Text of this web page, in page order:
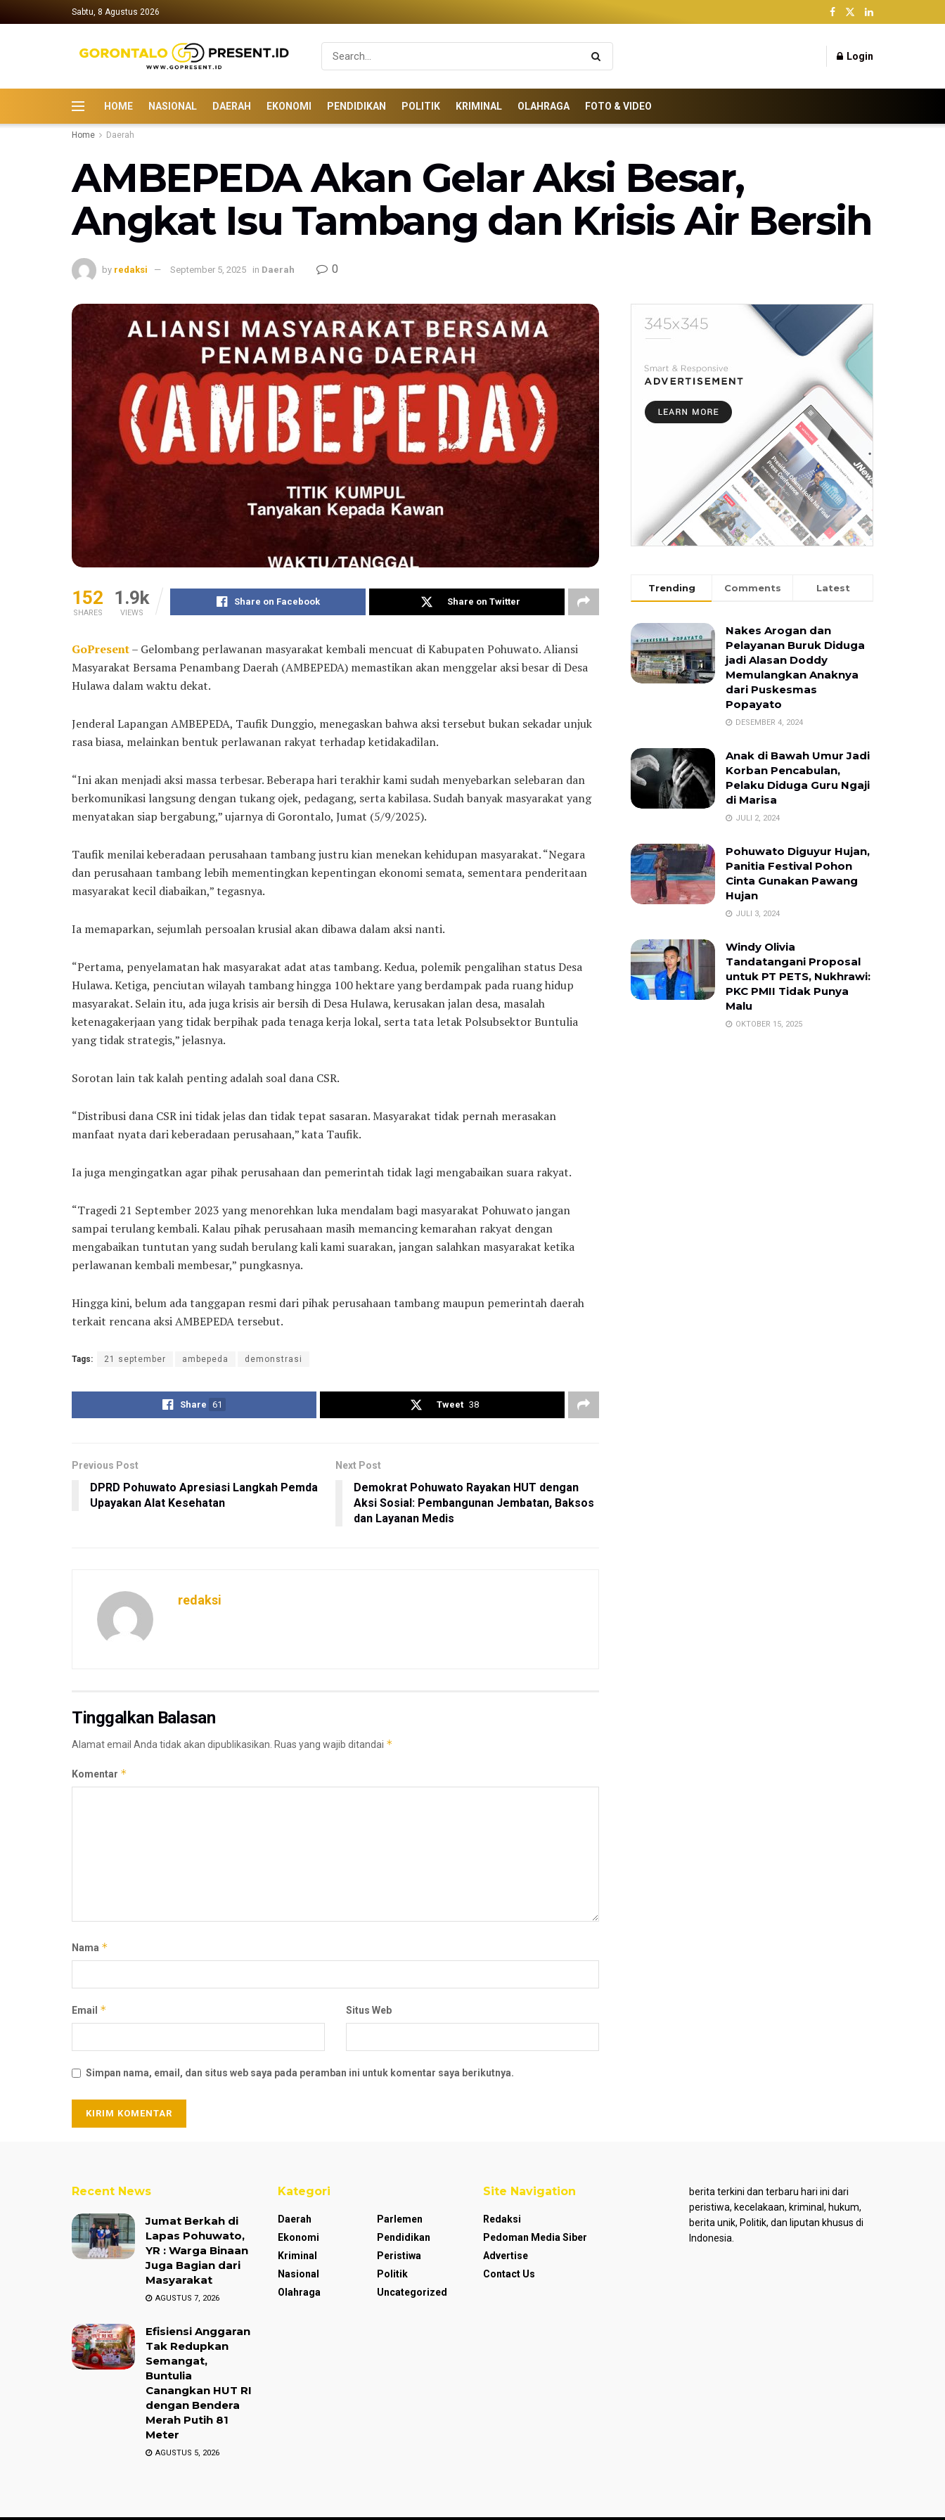
Sabtu, 8 Agustus 2026
Login
HOME NASIONAL DAERAH EKONOMI PENDIDIKAN POLITIK KRIMINAL OLAHRAGA FOTO & VIDEO
Home Daerah
AMBEPEDA Akan Gelar Aksi Besar,
Angkat Isu Tambang dan Krisis Air Bersih
by redaksi September 5, 2025 in Daerah 0
152
SHARES
1.9k
VIEWS
Share on Facebook Share on Twitter
GoPresent– Gelombang perlawanan masyarakat kembali mencuat di Kabupaten Pohuwato. Aliansi
Masyarakat Bersama Penambang Daerah (AMBEPEDA) memastikan akan menggelar aksi besar di Desa
Hulawa dalam waktu dekat.
Jenderal Lapangan AMBEPEDA, Taufik Dunggio, menegaskan bahwa aksi tersebut bukan sekadar unjuk
rasa biasa, melainkan bentuk perlawanan rakyat terhadap ketidakadilan.
“Ini akan menjadi aksi massa terbesar. Beberapa hari terakhir kami sudah menyebarkan selebaran dan
berkomunikasi langsung dengan tukang ojek, pedagang, serta kabilasa. Sudah banyak masyarakat yang
menyatakan siap bergabung,” ujarnya di Gorontalo, Jumat (5/9/2025).
Taufik menilai keberadaan perusahaan tambang justru kian menekan kehidupan masyarakat. “Negara
dan perusahaan tambang lebih mementingkan kepentingan ekonomi semata, sementara penderitaan
masyarakat kecil diabaikan,” tegasnya.
Ia memaparkan, sejumlah persoalan krusial akan dibawa dalam aksi nanti.
“Pertama, penyelamatan hak masyarakat adat atas tambang. Kedua, polemik pengalihan status Desa
Hulawa. Ketiga, penciutan wilayah tambang hingga 100 hektare yang berdampak pada ruang hidup
masyarakat. Selain itu, ada juga krisis air bersih di Desa Hulawa, kerusakan jalan desa, masalah
ketenagakerjaan yang tidak berpihak pada tenaga kerja lokal, serta tata letak Polsubsektor Buntulia
yang tidak strategis,” jelasnya.
Sorotan lain tak kalah penting adalah soal dana CSR.
“Distribusi dana CSR ini tidak jelas dan tidak tepat sasaran. Masyarakat tidak pernah merasakan
manfaat nyata dari keberadaan perusahaan,” kata Taufik.
Ia juga mengingatkan agar pihak perusahaan dan pemerintah tidak lagi mengabaikan suara rakyat.
“Tragedi 21 September 2023 yang menorehkan luka mendalam bagi masyarakat Pohuwato jangan
sampai terulang kembali. Kalau pihak perusahaan masih memancing kemarahan rakyat dengan
mengabaikan tuntutan yang sudah berulang kali kami suarakan, jangan salahkan masyarakat ketika
perlawanan kembali membesar,” pungkasnya.
Hingga kini, belum ada tanggapan resmi dari pihak perusahaan tambang maupun pemerintah daerah
terkait rencana aksi AMBEPEDA tersebut.
Tags: 21 september ambepeda demonstrasi
Share 61 Tweet 38
Previous Post
DPRD Pohuwato Apresiasi Langkah Pemda
Upayakan Alat Kesehatan
Next Post
Demokrat Pohuwato Rayakan HUT dengan
Aksi Sosial: Pembangunan Jembatan, Baksos
dan Layanan Medis
redaksi
Tinggalkan Balasan
Alamat email Anda tidak akan dipublikasikan. Ruas yang wajib ditandai *
Komentar *
Nama *
Email * Situs Web
Simpan nama, email, dan situs web saya pada peramban ini untuk komentar saya berikutnya.
Trending Comments Latest
Nakes Arogan dan
Pelayanan Buruk Diduga
jadi Alasan Doddy
Memulangkan Anaknya
dari Puskesmas
Popayato
DESEMBER 4, 2024
Anak di Bawah Umur Jadi
Korban Pencabulan,
Pelaku Diduga Guru Ngaji
di Marisa
JULI 2, 2024
Pohuwato Diguyur Hujan,
Panitia Festival Pohon
Cinta Gunakan Pawang
Hujan
JULI 3, 2024
Windy Olivia
Tandatangani Proposal
untuk PT PETS, Nukhrawi:
PKC PMII Tidak Punya
Malu
OKTOBER 15, 2025
Recent News
Jumat Berkah di
Lapas Pohuwato,
YR : Warga Binaan
Juga Bagian dari
Masyarakat
AGUSTUS 7, 2026
Efisiensi Anggaran
Tak Redupkan
Semangat,
Buntulia
Canangkan HUT RI
dengan Bendera
Merah Putih 81
Meter
AGUSTUS 5, 2026
Kategori
Daerah
Ekonomi
Kriminal
Nasional
Olahraga
Parlemen
Pendidikan
Peristiwa
Politik
Uncategorized
Site Navigation
Redaksi
Pedoman Media Siber
Advertise
Contact Us
berita terkini dan terbaru hari ini dari
peristiwa, kecelakaan, kriminal, hukum,
berita unik, Politik, dan liputan khusus di
Indonesia.